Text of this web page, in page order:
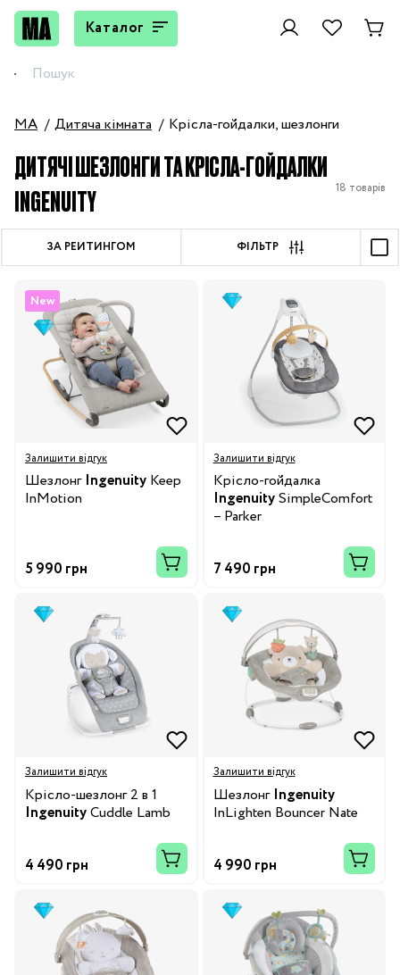
Каталог
MA Дитяча кімната Крісла-гойдалки, шезлонги
ДИТЯЧІ ШЕЗЛОНГИ ТА КРІСЛА-ГОЙДАЛКИ
INGENUITY
18 товарів
ЗА РЕЙТИНГОМ ФІЛЬТР
New
Залишити відгук
Шезлонг Ingenuity Keep
InMotion
5 990 грн
Залишити відгук
Крісло-гойдалка
IngenuitySimpleComfort
– Parker
7 490 грн
Залишити відгук
Крісло-шезлонг 2 в 1
IngenuityCuddle Lamb
4 490 грн
Залишити відгук
Шезлонг Ingenuity
InLighten Bouncer Nate
4 990 грн